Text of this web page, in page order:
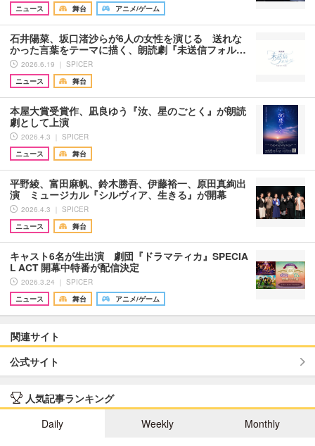
ニュース
舞台 アニメ/ゲーム
石井陽菜、坂口渚沙らが6人の女性を演じる 送れな
かった言葉をテーマに描く、朗読劇『未送信フォル…
2026.6.19 ｜ SPICER
ニュース
舞台
本屋大賞受賞作、凪良ゆう『汝、星のごとく』が朗読
劇として上演
2026.4.3 ｜ SPICER
ニュース
舞台
平野綾、富田麻帆、鈴木勝吾、伊藤裕一、原田真絢出
演 ミュージカル『シルヴィア、生きる』が開幕
2026.4.3 ｜ SPICER
ニュース
舞台
キャスト6名が生出演 劇団『ドラマティカ』SPECIA
L ACT 開幕中特番が配信決定
2026.3.24 ｜ SPICER
ニュース
舞台 アニメ/ゲーム
関連サイト
公式サイト
人気記事ランキング
Daily
Weekly Monthly